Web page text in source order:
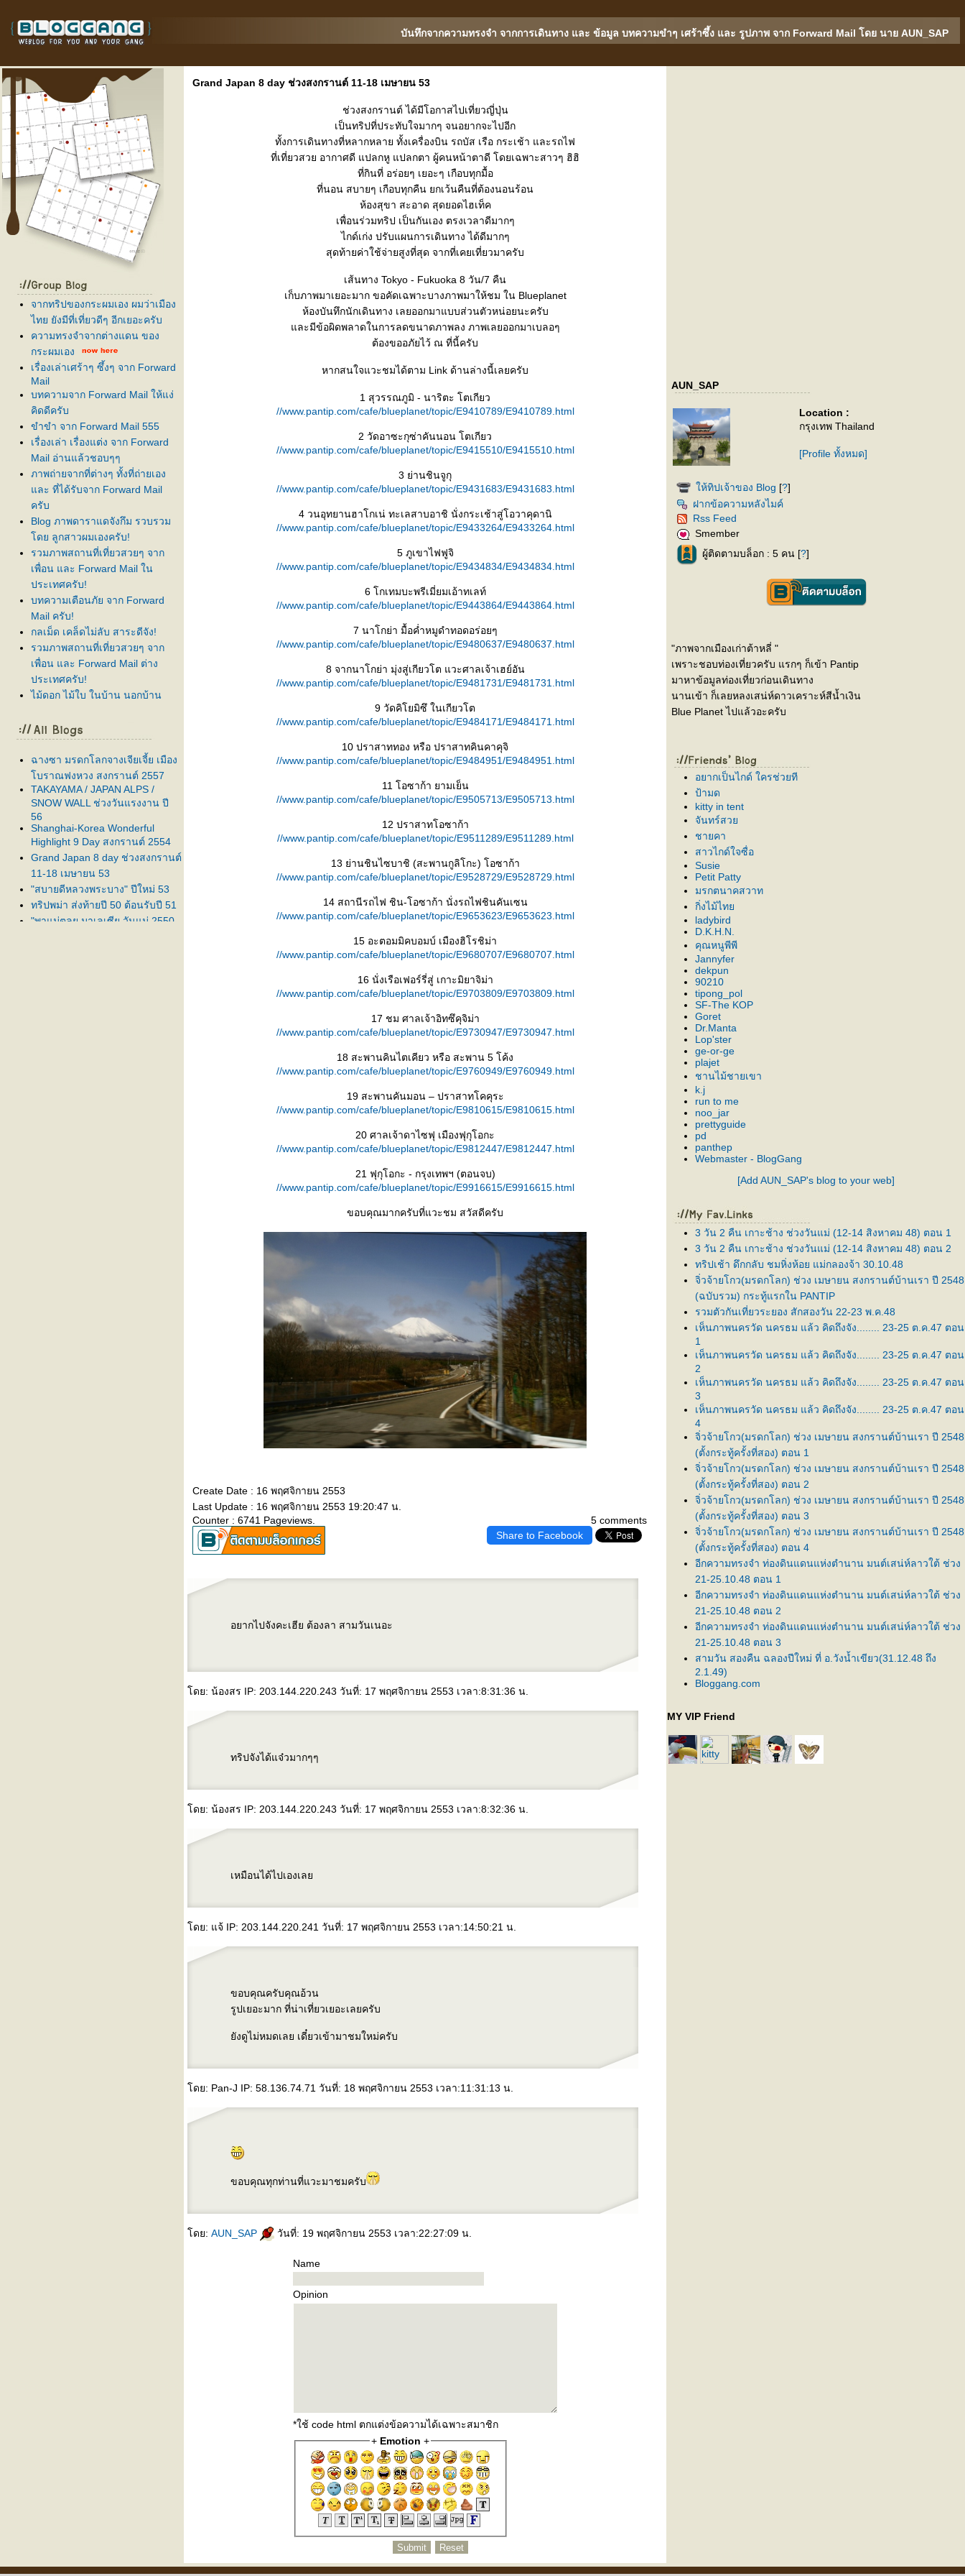
บันทึกจากความทรงจำ จากการเดินทาง และ ข้อมูล บทความขำๆ เศร้าซึ้ง และ รูปภาพ จาก Forward Mail โดย นาย AUN_SAP
จากทริปของกระผมเอง ผมว่าเมือง
ไทย ยังมีที่เที่ยวดีๆ อีกเยอะครับ
ความทรงจำจากต่างแดน ของ
กระผมเอง
เรื่องเล่าเศร้าๆ ซึ้งๆ จาก Forward
Mail
บทความจาก Forward Mail ให้แง่
คิดดีครับ
ขำขำ จาก Forward Mail 555
เรื่องเล่า เรื่องแต่ง จาก Forward
Mail อ่านแล้วชอบๆๆ
ภาพถ่ายจากที่ต่างๆ ทั้งที่ถ่ายเอง
ละ ที่ได้รับจาก Forward Mail
ครับ
Blog ภาพดาราแดจังกึม รวบรวม
ดย ลูกสาวผมเองครับ!
รวมภาพสถานที่เที่ยวสวยๆ จาก
เพื่อน และ Forward Mail ใน
ประเทศครับ!
บทความเตือนภัย จาก Forward
Mail ครับ!
กลเม็ด เคล็ดไม่ลับ สาระดีจัง!
รวมภาพสถานที่เที่ยวสวยๆ จาก
เพื่อน และ Forward Mail ต่าง
ประเทศครับ!
ไม้ดอก ไม้ใบ ในบ้าน นอกบ้าน
ฉางซา มรดกโลกจางเจียเจี้ย เมือง
บราณฟงหวง สงกรานต์ 2557
TAKAYAMA / JAPAN ALPS /
SNOW WALL ช่วงวันแรงงาน ปี
56
Shanghai-Korea Wonderful
Highlight 9 Day สงกรานต์ 2554
Grand Japan 8 day ช่วงสงกรานต์
11-18 เมษายน 53
"สบายดีหลวงพระบาง" ปีใหม่ 53
ทริปพม่า ส่งท้ายปี 50 ต้อนรับปี 51
"พาแม่ตลุย มาเลเซีย วันแม่ 2550
Grand Japan 8 day ช่วงสงกรานต์ 11-18 เมษายน 53
ช่วงสงกรานต์ ได้มีโอกาสไปเที่ยวญี่ปุ่น
เป็นทริปที่ประทับใจมากๆ จนอยากจะไปอีก
ทั้งการเดินทางที่หลากหลาย ทั้งเครื่องบิน รถบัส เรือ กระเช้า และรถไฟ
ที่เที่ยวสวย อากาศดี แปลกหู แปลกตา ผู้คนหน้าตาดี โดยเฉพาะสาวๆ ฮิฮิ
ที่กินที่ อร่อยๆ เยอะๆ เกือบทุกมื้อ
ที่นอน สบายๆ เกือบทุกคืน ยกเว้นคืนที่ต้องนอนร้อน
ห้องสุขา สะอาด สุดยอดไฮเท็ค
เพื่อนร่วมทริป เป็นกันเอง ตรงเวลาดีมากๆ
ไกด์เก่ง ปรับแผนการเดินทาง ได้ดีมากๆ
สุดท้ายค่าใช้จ่ายสูงที่สุด จากที่เคยเที่ยวมาครับ
เส้นทาง Tokyo - Fukuoka 8 วัน/7 คืน
เก็บภาพมาเยอะมาก ขอคัดเฉพาะบางภาพมาให้ชม ใน Blueplanet
ห้องบันทึกนักเดินทาง เลยออกมาแบบส่วนตัวหน่อยนะครับ
ละมีข้อผิดพลาดในการลดขนาดภาพลง ภาพเลยออกมาเบลอๆ
ต้องขออภัยไว้ ณ ที่นี้ครับ
หากสนใจแวะชมได้ตาม Link ด้านล่างนี้เลยครับ
1 สุวรรณภูมิ - นาริตะ โตเกียว
//www.pantip.com/cafe/blueplanet/topic/E9410789/E9410789.html
2 วัดอาซะกุซ่าคันนอน โตเกียว
//www.pantip.com/cafe/blueplanet/topic/E9415510/E9415510.html
3 ย่านชินจูกุ
//www.pantip.com/cafe/blueplanet/topic/E9431683/E9431683.html
4 วนอุทยานฮาโกเน่ ทะเลสาบอาชิ นั่งกระเช้าสู่โอวาคุดานิ
//www.pantip.com/cafe/blueplanet/topic/E9433264/E9433264.html
5 ภูเขาไฟฟูจิ
//www.pantip.com/cafe/blueplanet/topic/E9434834/E9434834.html
6 โกเทมบะพรีเมี่ยมเอ้าทเลท์
//www.pantip.com/cafe/blueplanet/topic/E9443864/E9443864.html
7 นาโกย่า มื้อค่ำหมูดำทอดอร่อยๆ
//www.pantip.com/cafe/blueplanet/topic/E9480637/E9480637.html
8 จากนาโกย่า มุ่งสู่เกียวโต แวะศาลเจ้าเฮย์อัน
//www.pantip.com/cafe/blueplanet/topic/E9481731/E9481731.html
9 วัดคิโยมิซึ ในเกียวโต
//www.pantip.com/cafe/blueplanet/topic/E9484171/E9484171.html
10 ปราสาททอง หรือ ปราสาทคินคาคุจิ
//www.pantip.com/cafe/blueplanet/topic/E9484951/E9484951.html
11 โอซาก้า ยามเย็น
//www.pantip.com/cafe/blueplanet/topic/E9505713/E9505713.html
12 ปราสาทโอซาก้า
//www.pantip.com/cafe/blueplanet/topic/E9511289/E9511289.html
13 ย่านชินไซบาชิ (สะพานกูลิโกะ) โอซาก้า
//www.pantip.com/cafe/blueplanet/topic/E9528729/E9528729.html
14 สถานีรถไฟ ชิน-โอซาก้า นั่งรถไฟชินคันเซน
//www.pantip.com/cafe/blueplanet/topic/E9653623/E9653623.html
15 อะตอมมิคบอมบ์ เมืองฮิโรชิม่า
//www.pantip.com/cafe/blueplanet/topic/E9680707/E9680707.html
16 นั่งเรือเฟอร์รี่สู่ เกาะมิยาจิม่า
//www.pantip.com/cafe/blueplanet/topic/E9703809/E9703809.html
17 ชม ศาลเจ้าอิทซึคุจิม่า
//www.pantip.com/cafe/blueplanet/topic/E9730947/E9730947.html
18 สะพานคินไตเคียว หรือ สะพาน 5 โค้ง
//www.pantip.com/cafe/blueplanet/topic/E9760949/E9760949.html
19 สะพานคันมอน – ปราสาทโคคุระ
//www.pantip.com/cafe/blueplanet/topic/E9810615/E9810615.html
20 ศาลเจ้าดาไซฟุ เมืองฟุกุโอกะ
//www.pantip.com/cafe/blueplanet/topic/E9812447/E9812447.html
21 ฟุกุโอกะ - กรุงเทพฯ (ตอนจบ)
//www.pantip.com/cafe/blueplanet/topic/E9916615/E9916615.html
ขอบคุณมากครับที่แวะชม สวัสดีครับ
Create Date : 16 พฤศจิกายน 2553
Last Update : 16 พฤศจิกายน 2553 19:20:47 น.
5 comments
Counter : 6741 Pageviews.
Share to Facebook
อยากไปจังคะเฮีย ต้องลา สามวันเนอะ
ดย: น้องสร IP: 203.144.220.243 วันที่: 17 พฤศจิกายน 2553 เวลา:8:31:36 น.
ทริปจังได้แจ๋วมากๆๆ
ดย: น้องสร IP: 203.144.220.243 วันที่: 17 พฤศจิกายน 2553 เวลา:8:32:36 น.
เหมือนได้ไปเองเล
ดย: แจ้ IP: 203.144.220.241 วันที่: 17 พฤศจิกายน 2553 เวลา:14:50:21 น.
ขอบคุณครับคุณอ้วน
รูปเยอะมาก ที่น่าเที่ยวเยอะเลยครับ
ังดูไม่หมดเลย เดี๋ยวเข้ามาชมใหม่ครับ
ดย: Pan-J IP: 58.136.74.71 วันที่: 18 พฤศจิกายน 2553 เวลา:11:31:13 น.
ขอบคุณทุกท่านที่แวะมาชมครับ
ดย: AUN_SAP วันที่: 19 พฤศจิกายน 2553 เวลา:22:27:09 น.
Name
Opinion
*ใช้ code html ตกแต่งข้อความได้เฉพาะสมาชิก
+ Emotion +
AUN_SAP
Location :
กรุงเทพ Thailand
[Profile ทั้งหมด]
ห้ทิปเจ้าของ Blog [?]
ฝากข้อความหลังไมค์
Rss Feed
Smember
ผู้ติดตามบล็อก : 5 คน [?]
"ภาพจากเมืองเก่าต้าหลี่ "
เพราะชอบท่องเที่ยวครับ แรกๆ ก็เข้า Pantip
มาหาข้อมูลท่องเที่ยวก่อนเดินทาง
นานเข้า ก็เลยหลงเสน่ห์ดาวเคราะห์สีน้ำเงิน
Blue Planet ไปแล้วอะครับ
อยากเป็นไกด์ ใครช่วยที
ป้ามด
kitty in tent
จันทร์สว
ชายคา
สาวไกด์ใจซื่อ
Susie
Petit Patty
มรกตนาคสวาท
กิ่งไม้ไท
ladybird
D.K.H.N.
คุณหนูพีพี
Jannyfer
dekpun
90210
tipong_pol
SF-The KOP
Goret
Dr.Manta
Lop'ster
ge-or-ge
plajet
ชานไม้ชายเขา
k.j
run to me
noo_jar
prettyguide
pd
panthep
Webmaster - BlogGang
[Add AUN_SAP's blog to your web]
3 วัน 2 คืน เกาะช้าง ช่วงวันแม่ (12-14 สิงหาคม 48) ตอน 1
3 วัน 2 คืน เกาะช้าง ช่วงวันแม่ (12-14 สิงหาคม 48) ตอน 2
ทริปเช้า ดึกกลับ ชมหิ่งห้อย แม่กลองจ้า 30.10.48
จิ่วจ้ายโกว(มรดกโลก) ช่วง เมษายน สงกรานต์บ้านเรา ปี 2548
(ฉบับรวม) กระทู้แรกใน PANTIP
รวมตัวกันเที่ยวระยอง สักสองวัน 22-23 พ.ค.48
เห็นภาพนครวัด นครธม แล้ว คิดถึงจัง........ 23-25 ต.ค.47 ตอน
1
เห็นภาพนครวัด นครธม แล้ว คิดถึงจัง........ 23-25 ต.ค.47 ตอน
2
เห็นภาพนครวัด นครธม แล้ว คิดถึงจัง........ 23-25 ต.ค.47 ตอน
3
เห็นภาพนครวัด นครธม แล้ว คิดถึงจัง........ 23-25 ต.ค.47 ตอน
4
จิ่วจ้ายโกว(มรดกโลก) ช่วง เมษายน สงกรานต์บ้านเรา ปี 2548
(ตั้งกระทู้ครั้งที่สอง) ตอน 1
จิ่วจ้ายโกว(มรดกโลก) ช่วง เมษายน สงกรานต์บ้านเรา ปี 2548
(ตั้งกระทู้ครั้งที่สอง) ตอน 2
จิ่วจ้ายโกว(มรดกโลก) ช่วง เมษายน สงกรานต์บ้านเรา ปี 2548
(ตั้งกระทู้ครั้งที่สอง) ตอน 3
จิ่วจ้ายโกว(มรดกโลก) ช่วง เมษายน สงกรานต์บ้านเรา ปี 2548
(ตั้งกระทู้ครั้งที่สอง) ตอน 4
อีกความทรงจำ ท่องดินแดนแห่งตำนาน มนต์เสน่ห์ลาวใต้ ช่วง
21-25.10.48 ตอน 1
อีกความทรงจำ ท่องดินแดนแห่งตำนาน มนต์เสน่ห์ลาวใต้ ช่วง
21-25.10.48 ตอน 2
อีกความทรงจำ ท่องดินแดนแห่งตำนาน มนต์เสน่ห์ลาวใต้ ช่วง
21-25.10.48 ตอน 3
สามวัน สองคืน ฉลองปีใหม่ ที่ อ.วังน้ำเขียว(31.12.48 ถึง
2.1.49)
Bloggang.com
MY VIP Friend